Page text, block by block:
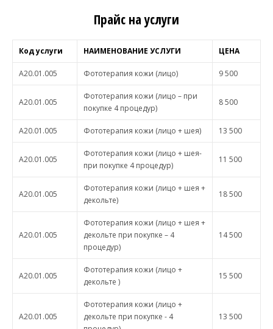
Прайс на услуги
Код услуги НАИМЕНОВАНИЕ УСЛУГИ ЦЕНА
A20.01.005 Фототерапия кожи (лицо) 9 500
A20.01.005
Фототерапия кожи (лицо – при
покупке 4 процедур)
8 500
A20.01.005 Фототерапия кожи (лицо + шея) 13 500
A20.01.005
Фототерапия кожи (лицо + шея-
при покупке 4 процедур)
11 500
A20.01.005
Фототерапия кожи (лицо + шея +
декольте)
18 500
A20.01.005
Фототерапия кожи (лицо + шея +
декольте при покупке – 4
процедур)
14 500
A20.01.005
Фототерапия кожи (лицо +
декольте )
15 500
A20.01.005
Фототерапия кожи (лицо +
декольте при покупке - 4
13 500